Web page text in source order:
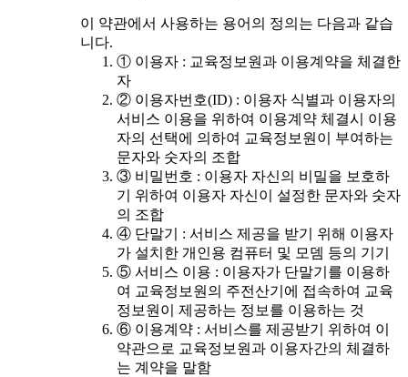
이 약관에서 사용하는 용어의 정의는 다음과 같습
니다.
① 이용자 : 교육정보원과 이용계약을 체결한
자
② 이용자번호(ID) : 이용자 식별과 이용자의
서비스 이용을 위하여 이용계약 체결시 이용
자의 선택에 의하여 교육정보원이 부여하는
문자와 숫자의 조합
③ 비밀번호 : 이용자 자신의 비밀을 보호하
기 위하여 이용자 자신이 설정한 문자와 숫자
의 조합
④ 단말기 : 서비스 제공을 받기 위해 이용자
가 설치한 개인용 컴퓨터 및 모뎀 등의 기기
⑤ 서비스 이용 : 이용자가 단말기를 이용하
여 교육정보원의 주전산기에 접속하여 교육
정보원이 제공하는 정보를 이용하는 것
⑥ 이용계약 : 서비스를 제공받기 위하여 이
약관으로 교육정보원과 이용자간의 체결하
는 계약을 말함